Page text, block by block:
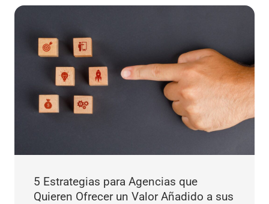
5 Estrategias para Agencias que
Quieren Ofrecer un Valor Añadido a sus